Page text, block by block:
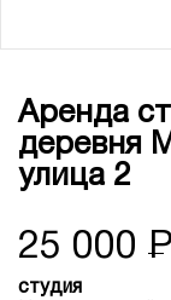
Аренда
деревня
улица 2
25 000 Р
студия